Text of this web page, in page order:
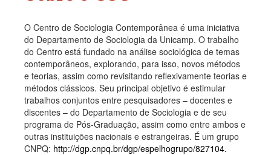
O Centro de Sociologia Contemporânea é uma iniciativa
do Departamento de Sociologia da Unicamp. O trabalho
do Centro está fundado na análise sociológica de temas
contemporâneos, explorando, para isso, novos métodos
e teorias, assim como revisitando reflexivamente teorias e
métodos clássicos. Seu principal objetivo é estimular
trabalhos conjuntos entre pesquisadores – docentes e
discentes – do Departamento de Sociologia e de seu
programa de Pós-Graduação, assim como entre ambos e
outras instituições nacionais e estrangeiras. É um grupo
CNPQ: http://dgp.cnpq.br/dgp/espelhogrupo/827104.